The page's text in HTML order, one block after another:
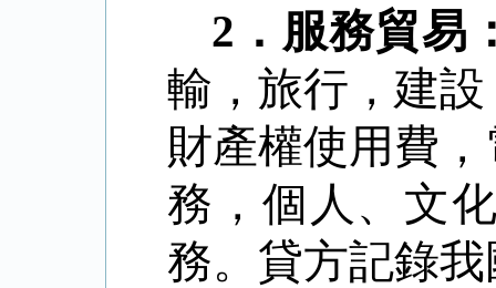
2 ． 服務貿易
輸，旅行，建
財產權使用費
務，個人、文
務。貸方記錄